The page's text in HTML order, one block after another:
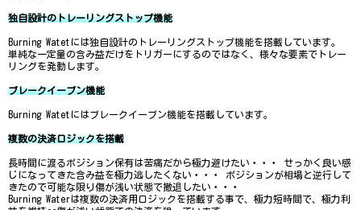
独自設計のトレーリングストップ機能
Burning Watetには独自設計のトレーリングストップ機能を搭載しています。
単純な一定量の含み益だけをトリガーにするのではなく、様々な要素でトレー
リングを発動します。
ブレークイーブン機能
Burning Watetにはブレークイーブン機能を搭載しています。
複数の決済ロジックを搭載
長時間に渡るポジション保有は苦痛だから極力避けたい・・・ せっかく良い感
じになってきた含み益を極力逃したくない・・・ ポジションが相場と逆行して
きたので可能な限り傷が浅い状態で撤退したい・・・
Burning Waterは複数の決済用ロジックを搭載する事で、極力短時間で、極力利